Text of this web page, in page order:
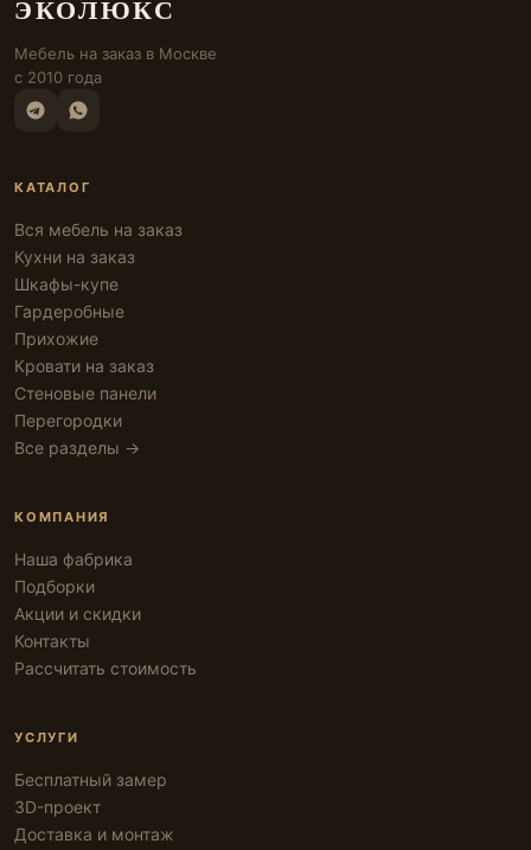
ЭКОЛЮКС
Мебель на заказ в Москве
с 2010 года
КАТАЛОГ
Вся мебель на заказ
Кухни на заказ
Шкафы-купе
Гардеробные
Прихожие
Кровати на заказ
Стеновые панели
Перегородки
Все разделы →
КОМПАНИЯ
Наша фабрика
Подборки
Акции и скидки
Контакты
Рассчитать стоимость
УСЛУГИ
Бесплатный замер
3D-проект
Доставка и монтаж